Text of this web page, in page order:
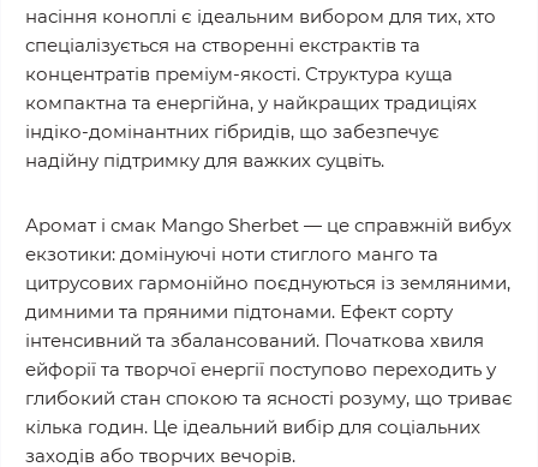
насіння коноплі є ідеальним вибором для тих, хто
спеціалізується на створенні екстрактів та
концентратів преміум-якості. Структура куща
компактна та енергійна, у найкращих традиціях
індіко-домінантних гібридів, що забезпечує
надійну підтримку для важких суцвіть.
Аромат і смак Mango Sherbet — це справжній вибух
екзотики: домінуючі ноти стиглого манго та
цитрусових гармонійно поєднуються із земляними,
димними та пряними підтонами. Ефект сорту
інтенсивний та збалансований. Початкова хвиля
ейфорії та творчої енергії поступово переходить у
глибокий стан спокою та ясності розуму, що триває
кілька годин. Це ідеальний вибір для соціальних
заходів або творчих вечорів.